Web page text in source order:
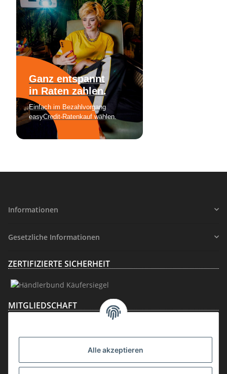
Alle akzeptieren
Informationen
Gesetzliche Informationen
ZERTIFIZIERTE SICHERHEIT
MITGLIEDSCHAFT